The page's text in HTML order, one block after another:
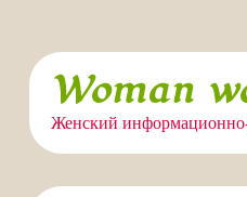
Перейти
содержимомуWoman
Женский